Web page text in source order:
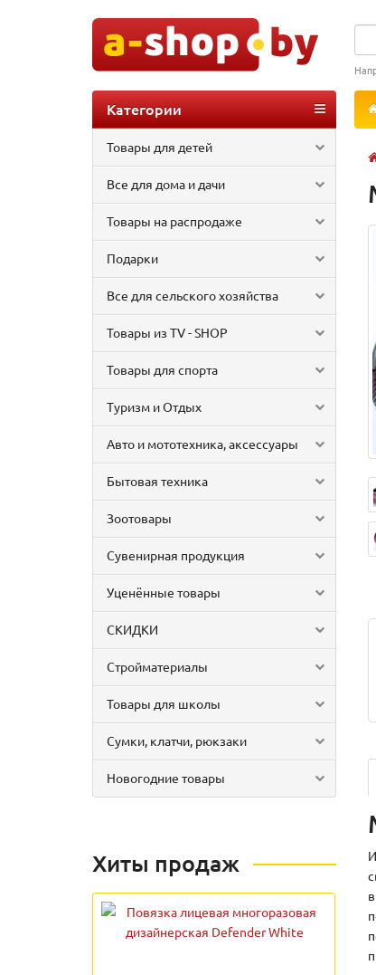
Категории
Товары для детей
Все для дома и дачи
Товары на распродаже
Подарки
Все для сельского хозяйства
Товары из TV - SHOP
Товары для спорта
Туризм и Отдых
Авто и мототехника, аксессуары
Бытовая техника
Зоотовары
Сувенирная продукция
Уценённые товары
СКИДКИ
Стройматериалы
Товары для школы
Сумки, клатчи, рюкзаки
Новогодние товары
Хиты продаж